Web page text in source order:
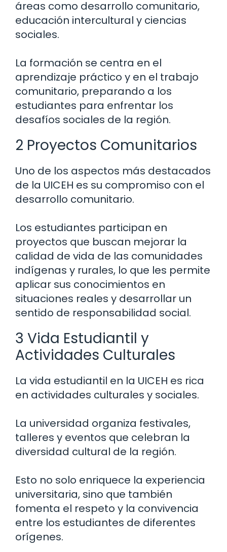
áreas como desarrollo comunitario,
educación intercultural y ciencias
sociales.
La formación se centra en el
aprendizaje práctico y en el trabajo
comunitario, preparando a los
estudiantes para enfrentar los
desafíos sociales de la región.
2 Proyectos Comunitarios
Uno de los aspectos más destacados
de la UICEH es su compromiso con el
desarrollo comunitario.
Los estudiantes participan en
proyectos que buscan mejorar la
calidad de vida de las comunidades
indígenas y rurales, lo que les permite
aplicar sus conocimientos en
situaciones reales y desarrollar un
sentido de responsabilidad social.
3 Vida Estudiantil y
Actividades Culturales
La vida estudiantil en la UICEH es rica
en actividades culturales y sociales.
La universidad organiza festivales,
talleres y eventos que celebran la
diversidad cultural de la región.
Esto no solo enriquece la experiencia
universitaria, sino que también
fomenta el respeto y la convivencia
entre los estudiantes de diferentes
orígenes.